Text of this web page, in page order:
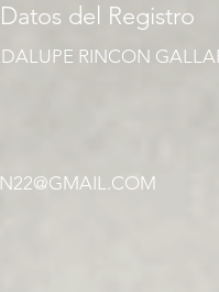
Datos del Registro
RINCON